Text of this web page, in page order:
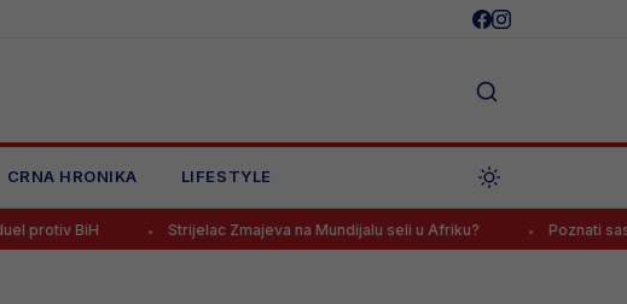
CRNA HRONIKA LIFESTYLE
Strijelac Zmajeva na Mundijalu seli u Afriku? Poznati sastavi za meč